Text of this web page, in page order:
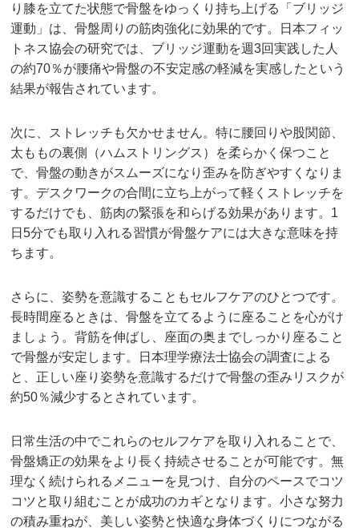
り膝を立てた状態で骨盤をゆっくり持ち上げる「ブリッジ
運動」は、骨盤周りの筋肉強化に効果的です。日本フィッ
トネス協会の研究では、ブリッジ運動を週3回実践した人
の約70％が腰痛や骨盤の不安定感の軽減を実感したという
結果が報告されています。
次に、ストレッチも欠かせません。特に腰回りや股関節、
太ももの裏側（ハムストリングス）を柔らかく保つこと
で、骨盤の動きがスムーズになり歪みを防ぎやすくなりま
す。デスクワークの合間に立ち上がって軽くストレッチを
するだけでも、筋肉の緊張を和らげる効果があります。1
日5分でも取り入れる習慣が骨盤ケアには大きな意味を持
ちます。
さらに、姿勢を意識することもセルフケアのひとつです。
長時間座るときは、骨盤を立てるように座ることを心がけ
ましょう。背筋を伸ばし、座面の奥までしっかり座ること
で骨盤が安定します。日本理学療法士協会の調査による
と、正しい座り姿勢を意識するだけで骨盤の歪みリスクが
約50％減少するとされています。
日常生活の中でこれらのセルフケアを取り入れることで、
骨盤矯正の効果をより長く持続させることが可能です。無
理なく続けられるメニューを見つけ、自分のペースでコツ
コツと取り組むことが成功のカギとなります。小さな努力
の積み重ねが、美しい姿勢と快適な身体づくりにつながる